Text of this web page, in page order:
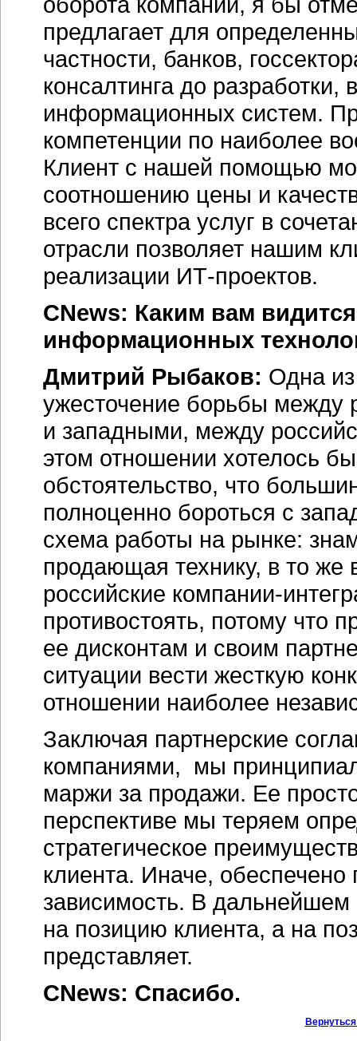
предлагает для
частности, банков,
консалтинга до
информационных систем.
компетенции по наиболее
Клиент с нашей помощью
соотношению цены и
всего спектра услуг в
отрасли позволяет нашим
реализации ИТ-проектов.
CNews: Каким вам
информационных
Дмитрий Рыбаков: Одна
ужесточение борьбы между
и западными, между
этом отношении хотелось
обстоятельство, что
полноценно бороться с
схема работы на рынке:
продающая технику, в то же
российские компании-
противостоять, потому что
ее дисконтам и своим
ситуации вести жесткую
отношении наиболее
Заключая партнерские
компаниями, мы
маржи за продажи. Ее
перспективе мы теряем
стратегическое
клиента. Иначе,
зависимость. В
на позицию клиента, а на
представляет.
CNews: Спасибо.